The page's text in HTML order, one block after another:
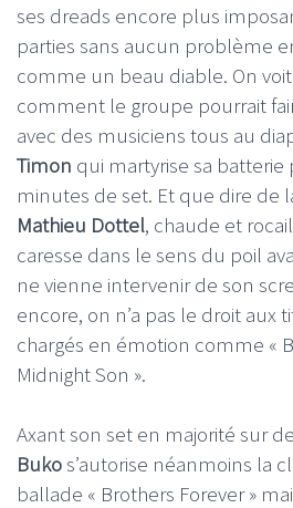
ses dreads encore plus
parties sans aucun problème
comme un beau diable. On
comment le groupe pourrait
avec des musiciens tous au
Timon qui martyrise sa batterie
minutes de set. Et que dire de
Mathieu Dottel, chaude et
caresse dans le sens du poil
ne vienne intervenir de son
encore, on n’a pas le droit aux
chargés en émotion comme «
Midnight Son ».
Axant son set en majorité sur
Bukos’autorise néanmoins la
ballade « Brothers Forever »